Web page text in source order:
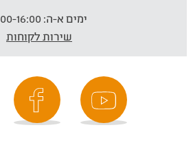
ימים א-ה:
שירות לקוחות